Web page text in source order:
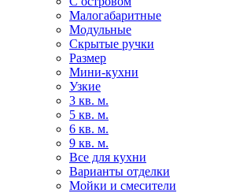
Малогабаритные
Модульные
Скрытые ручки
Размер
Мини-кухни
Узкие
3 кв. м.
5 кв. м.
6 кв. м.
9 кв. м.
Все для кухни
Варианты отделки
Мойки и смесители